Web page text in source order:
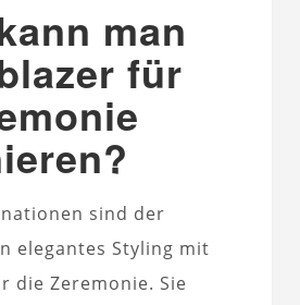
man
für
sind der
elegantes Styling mit
die Zeremonie. Sie